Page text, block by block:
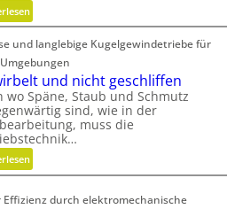
:
K
u
n
s
t
s
t
o
f
f
und langlebige Kugelgewindetriebe für
und nicht geschliffen
wo Späne, Staub und Schmutz
sind, wie in der
muss die
:
G
Effizienz durch elektromechanische